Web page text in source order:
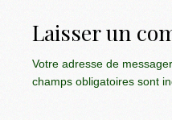
Laisser un
Votre adresse de
champs obligatoires sont